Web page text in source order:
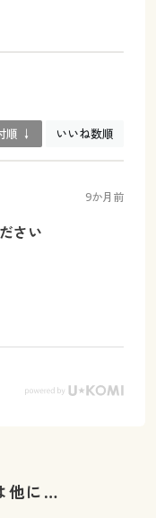
順 ↓ いいね数順
9か月前
さい
他に…